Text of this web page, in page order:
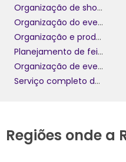
Organização de shows e eventos
Organização do evento
Organização e produção de eventos
Planejamento de feiras e eventos
Organização de evento para casamento em grande estilo
Serviço completo de organização de evento náutico
Regiões onde a